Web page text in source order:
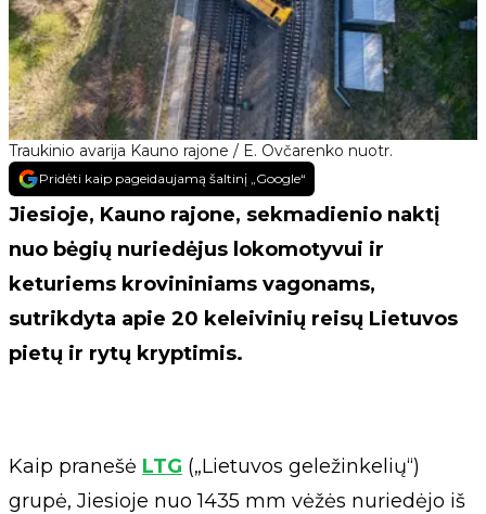
Traukinio avarija Kauno rajone / E. Ovčarenko nuotr.
Pridėti kaip pageidaujamą šaltinį „Google“
Jiesioje, Kauno rajone, sekmadienio naktį
nuo bėgių nuriedėjus lokomotyvui ir
keturiems krovininiams vagonams,
sutrikdyta apie 20 keleivinių reisų Lietuvos
pietų ir rytų kryptimis.
Kaip pranešė LTG („Lietuvos geležinkelių“)
grupė, Jiesioje nuo 1435 mm vėžės nuriedėjo iš